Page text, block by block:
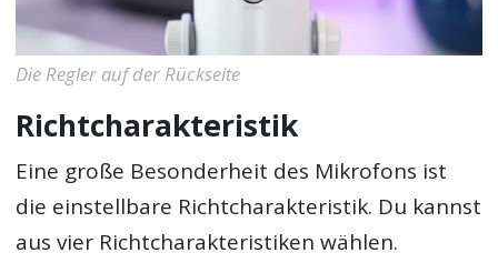
Die Regler auf der Rückseite
Richtcharakteristik
Eine große Besonderheit des Mikrofons ist
die einstellbare Richtcharakteristik. Du kannst
aus vier Richtcharakteristiken wählen.